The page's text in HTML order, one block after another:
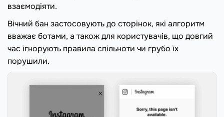
взаємодіяти.
Вічний бан застосовують до сторінок, які алгоритм
вважає ботами, а також для користувачів, що довгий
час ігнорують правила спільноти чи грубо їх
порушили.